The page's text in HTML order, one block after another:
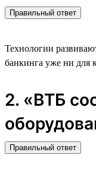
Правильный ответ
Технологии
банкинга уже ни для
2. «ВТБ
Правильный ответ